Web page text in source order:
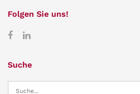
Folgen Sie uns!
Suche